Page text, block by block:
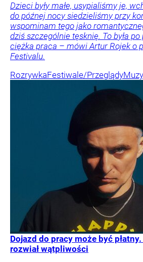
Dzieci były małe, usypialiśmy je,
do późnej nocy siedzieliśmy przy
wspominam tego jako
dziś szczególnie tęsknię. To była
ciężka praca – mówi Artur Rojek o
Festivalu.
RozrywkaFestiwale/Przeglądy
Dojazd do pracy może być
rozwiał wątpliwości